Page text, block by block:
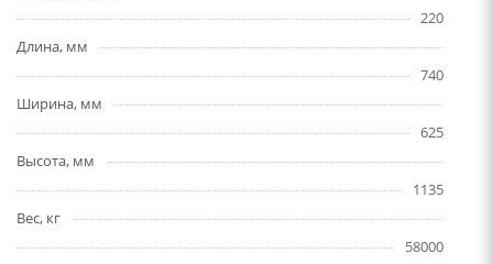
220
Длина, мм
740
Ширина, мм
625
Высота, мм
1135
Вес, кг
58000